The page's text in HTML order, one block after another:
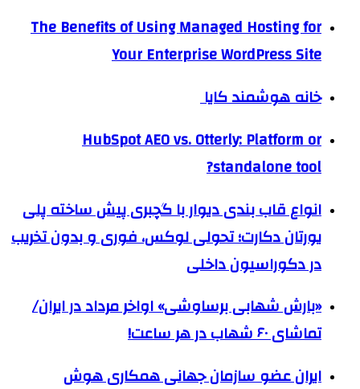
The Benefits of Using Managed Hosting for
Your Enterprise WordPress Site
خانه هوشمند کایا
HubSpot AEO vs. Otterly: Platform or
standalone tool?
انواع قاب بندی دیوار با گچبری پیش ساخته پلی
یورتان دکارت؛ تحولی لوکس، فوری و بدون تخریب
در دکوراسیون داخلی
«بارش شهابی برساوشی» اواخر مرداد در ایران/
تماشای ۶۰ شهاب در هر ساعت!
ایران عضو سازمان جهانی همکاری هوش